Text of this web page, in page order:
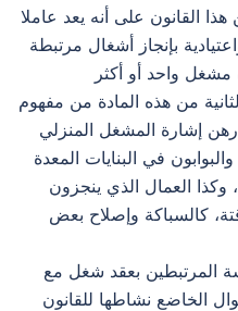
القانون على أنه يعد عاملا
بإنجاز أشغال مرتبطة
من هذه المادة من مفهوم
رهن إشارة المشغل المنزلي
في البنايات المعدة
للسكنى الخاضعون لظهير 1977، وكذا العمال الذي ينجزون
كالسباكة وإصلاح بعض
المرتبطين بعقد شغل مع
الخاضع نشاطها للقانون